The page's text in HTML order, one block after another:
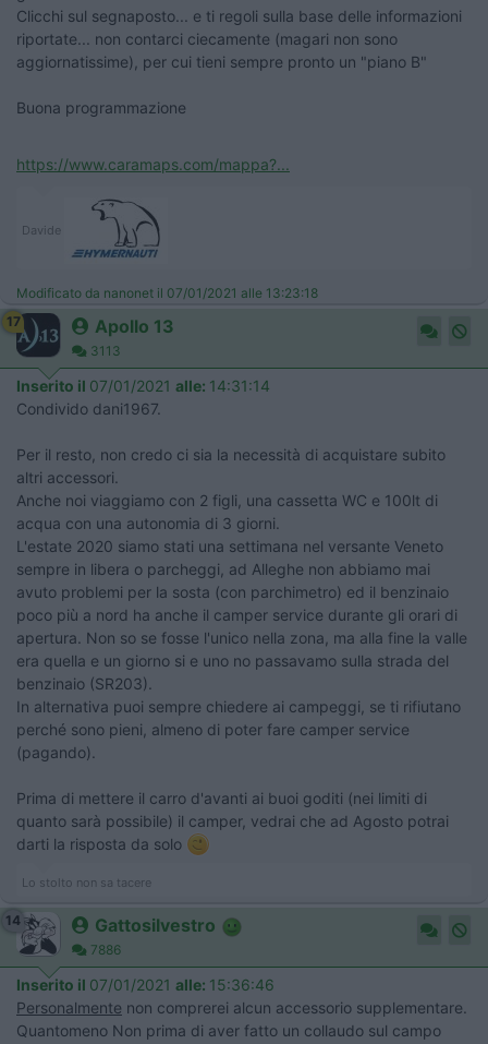
Clicchi sul segnaposto... e ti regoli sulla base delle informazioni
riportate... non contarci ciecamente (magari non sono
aggiornatissime), per cui tieni sempre pronto un "piano B"
Buona programmazione
https://www.caramaps.com/mappa?...
Davide
Modificato da nanonet il 07/01/2021 alle 13:23:18
17
Apollo 13
3113
Inserito il 07/01/2021 alle: 14:31:14
Condivido dani1967.
Per il resto, non credo ci sia la necessità di acquistare subito
altri accessori.
Anche noi viaggiamo con 2 figli, una cassetta WC e 100lt di
acqua con una autonomia di 3 giorni.
L'estate 2020 siamo stati una settimana nel versante Veneto
sempre in libera o parcheggi, ad Alleghe non abbiamo mai
avuto problemi per la sosta (con parchimetro) ed il benzinaio
poco più a nord ha anche il camper service durante gli orari di
apertura. Non so se fosse l'unico nella zona, ma alla fine la valle
era quella e un giorno si e uno no passavamo sulla strada del
benzinaio (SR203).
In alternativa puoi sempre chiedere ai campeggi, se ti rifiutano
perché sono pieni, almeno di poter fare camper service
(pagando).
Prima di mettere il carro d'avanti ai buoi goditi (nei limiti di
quanto sarà possibile) il camper, vedrai che ad Agosto potrai
darti la risposta da solo
Lo stolto non sa tacere
14 Gattosilvestro
7886
Inserito il 07/01/2021 alle: 15:36:46
Personalmente non comprerei alcun accessorio supplementare.
Quantomeno Non prima di aver fatto un collaudo sul campo